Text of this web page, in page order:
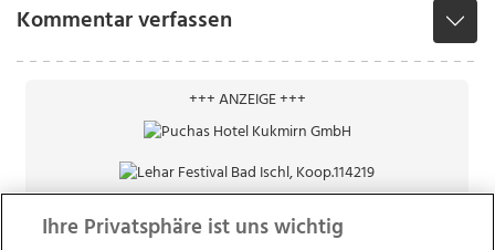
Kommentar verfassen
+++ ANZEIGE +++
Ihre Privatsphäre ist uns wichtig